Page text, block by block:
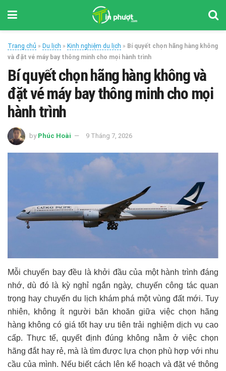
Trang chủ » Du lịch » Kinh nghiệm du lịch » Bí quyết chọn hãng hàng không
và đặt vé máy bay thông minh cho mọi hành trình
Bí quyết chọn hãng hàng không và
đặt vé máy bay thông minh cho mọi
hành trình
by Phúc Hoài 9 Tháng 7, 2026
Mỗi chuyến bay đều là khởi đầu của một hành trình đáng
nhớ, dù đó là kỳ nghỉ ngắn ngày, chuyến công tác quan
trọng hay chuyến du lịch khám phá một vùng đất mới. Tuy
nhiên, không ít người băn khoăn giữa việc chọn hãng
hàng không có giá tốt hay ưu tiên trải nghiệm dịch vụ cao
cấp. Thực tế, quyết định đúng không nằm ở việc chọn
hãng đắt hay rẻ, mà là tìm được lựa chọn phù hợp với nhu
cầu của mình. Nếu biết cách lên kế hoạch và đặt vé thông